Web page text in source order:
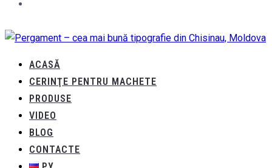
ACASĂ
CERINŢE PENTRU MACHETE
PRODUSE
VIDEO
BLOG
CONTACTE